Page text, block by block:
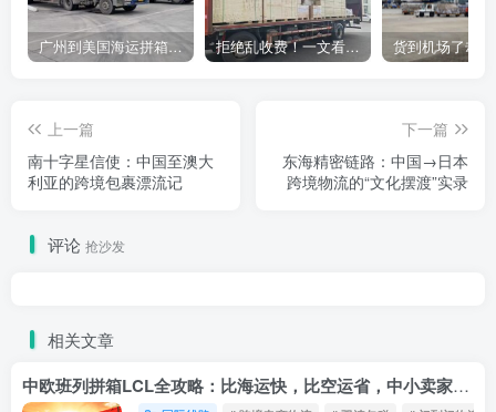
广州到美国海运拼箱多少钱？2024年最新运费构成+隐藏费用避坑指南 拒绝乱收费！一文看懂中国货代计费套路，教你避开所有隐形坑
上一篇
南十字星信使：中国至澳大
利亚的跨境包裹漂流记
下一篇
东海精密链路：中国→日本
跨境物流的“文化摆渡”实录
评论 抢沙发
相关文章
中欧班列拼箱LCL全攻略：比海运快，比空运省，中小卖家的物流新宠！